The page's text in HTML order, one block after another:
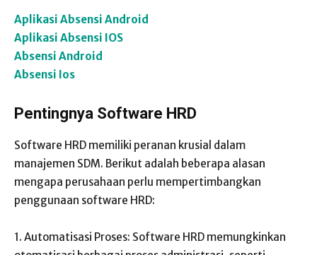
Aplikasi Absensi Android
Aplikasi Absensi IOS
Absensi Android
Absensi Ios
Pentingnya Software HRD
Software HRD memiliki peranan krusial dalam
manajemen SDM. Berikut adalah beberapa alasan
mengapa perusahaan perlu mempertimbangkan
penggunaan software HRD:
1. Automatisasi Proses: Software HRD memungkinkan